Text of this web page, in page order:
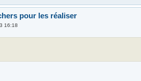
pour les réaliser
16:18